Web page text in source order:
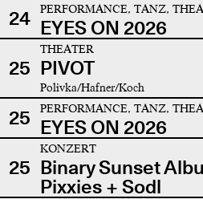
24 PERFORMANCE, TANZ,
EYES ON 2026
25
THEATER
PIVOT
Polivka/Hafner/Koch
25 PERFORMANCE, TANZ,
EYES ON 2026
25
KONZERT
Binary Sunset
Pixxies + Sodl